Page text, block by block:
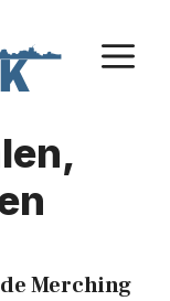
Merching